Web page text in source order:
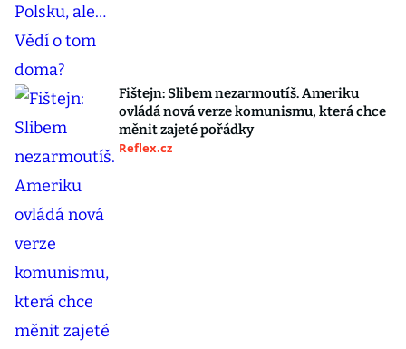
Fištejn: Slibem nezarmoutíš. Ameriku
ovládá nová verze komunismu, která chce
měnit zajeté pořádky
Reflex.cz